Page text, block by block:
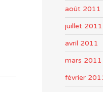
août 2011
juillet 2011
avril 2011
mars 2011
février